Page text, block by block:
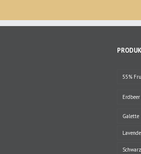
55%
Erdbeer
Galette